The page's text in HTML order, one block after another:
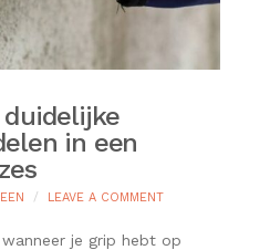
duidelijke
in een
LEAVE A COMMENTON
je grip hebt op